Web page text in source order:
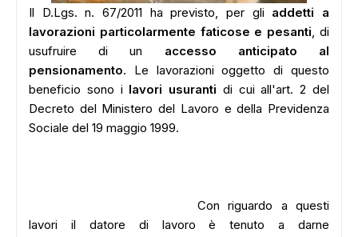
Il D.Lgs. n. 67/2011 ha previsto, per gli addetti a
lavorazioni particolarmente faticose e pesanti, di
usufruire di un accesso anticipato al
pensionamento. Le lavorazioni oggetto di questo
beneficio sono i lavori usuranti di cui all'art. 2 del
Decreto del Ministero del Lavoro e della Previdenza
Sociale del 19 maggio 1999.
Con riguardo a questi
lavori il datore di lavoro è tenuto a darne